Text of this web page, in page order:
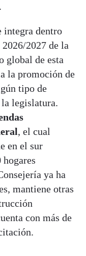
.
integra dentro
2027 de la
global de esta
la promoción de
tipo de
legislatura.
, el cual
en el sur
ya ha
mantiene otras
con más de